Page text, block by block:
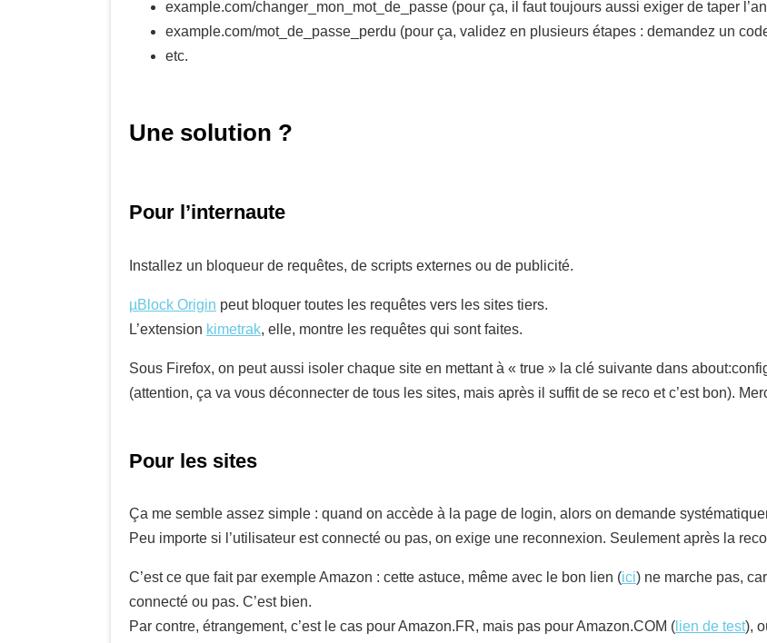
example.com/changer_mon_mot_de_passe (pour ça, il faut toujours aussi exiger de taper
example.com/mot_de_passe_perdu (pour ça, validez en plusieurs étapes : demandez un
etc.
Une solution ?
Pour l’internaute
Installez un bloqueur de requêtes, de scripts externes ou de publicité.
µBlock Origin peut bloquer toutes les requêtes vers les sites tiers.
L’extension kimetrak, elle, montre les requêtes qui sont faites.
Sous Firefox, on peut aussi isoler chaque site en mettant à « true » la clé suivante dans
(attention, ça va vous déconnecter de tous les sites, mais après il suffit de se reco et c’est bon).
Pour les sites
Ça me semble assez simple : quand on accède à la page de login, alors on demande
Peu importe si l’utilisateur est connecté ou pas, on exige une reconnexion. Seulement après la
C’est ce que fait par exemple Amazon : cette astuce, même avec le bon lien (ici) ne marche pas,
connecté ou pas. C’est bien.
Par contre, étrangement, c’est le cas pour Amazon.FR, mais pas pour Amazon.COM ( lien de test),